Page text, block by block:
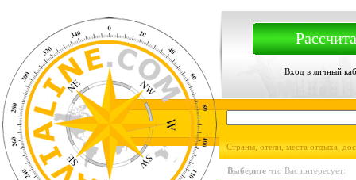
Вход в личный
Страны, отели, места отдыха,
Выберите что Вас интересует: